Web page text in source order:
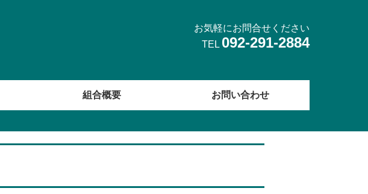
お気軽にお問合せください
TEL 092-291-2884
組合概要 お問い合わせ